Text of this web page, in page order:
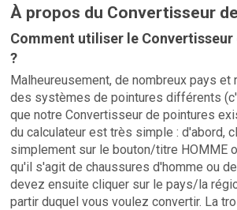
À propos du Convertisseur
Comment utiliser le
?
Malheureusement, de nombreux pays
des systèmes de pointures différents
que notre Convertisseur de pointures
du calculateur est très simple : d'abord,
simplement sur le bouton/titre HOMME
qu'il s'agit de chaussures d'homme ou
devez ensuite cliquer sur le pays/la
partir duquel vous voulez convertir. La